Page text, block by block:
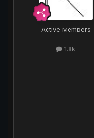
Active Members
1.8k